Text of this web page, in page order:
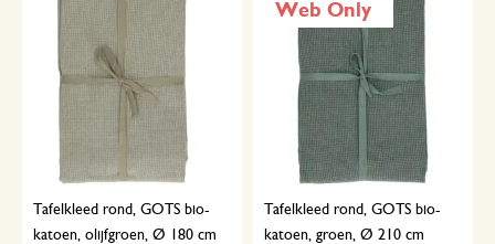
Tafelkleed rond, GOTS bio-
katoen, olijfgroen, Ø 180 cm
Web Only
Tafelkleed rond, GOTS bio-
katoen, groen, Ø 210 cm